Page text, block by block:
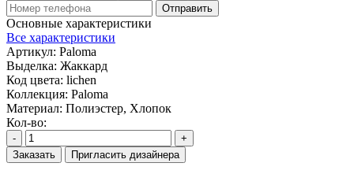
Отправить
Основные характеристики
Все характеристики
Артикул: Paloma
Выделка: Жаккард
Код цвета: lichen
Коллекция: Paloma
Материал: Полиэстер, Хлопок
Кол-во:
-
+
Заказать
Пригласить дизайнера